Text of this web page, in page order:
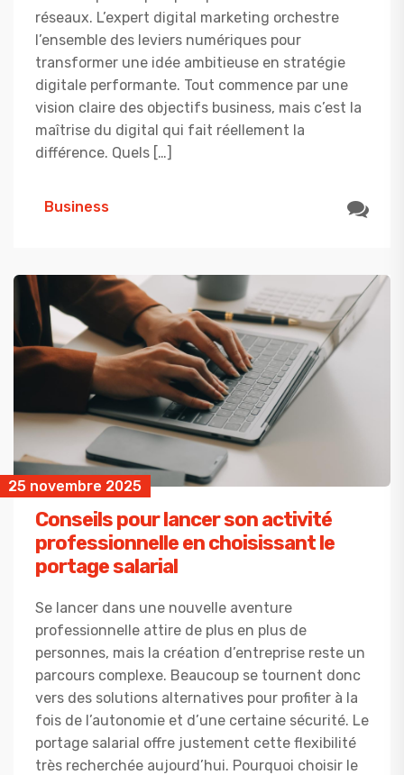
réseaux. L’expert digital marketing orchestre
l’ensemble des leviers numériques pour
transformer une idée ambitieuse en stratégie
digitale performante. Tout commence par une
vision claire des objectifs business, mais c’est la
maîtrise du digital qui fait réellement la
différence. Quels […]
Business
25 novembre 2025
Conseils pour lancer son activité
professionnelle en choisissant le
portage salarial
Se lancer dans une nouvelle aventure
professionnelle attire de plus en plus de
personnes, mais la création d’entreprise reste un
parcours complexe. Beaucoup se tournent donc
vers des solutions alternatives pour profiter à la
fois de l’autonomie et d’une certaine sécurité. Le
portage salarial offre justement cette flexibilité
très recherchée aujourd’hui. Pourquoi choisir le